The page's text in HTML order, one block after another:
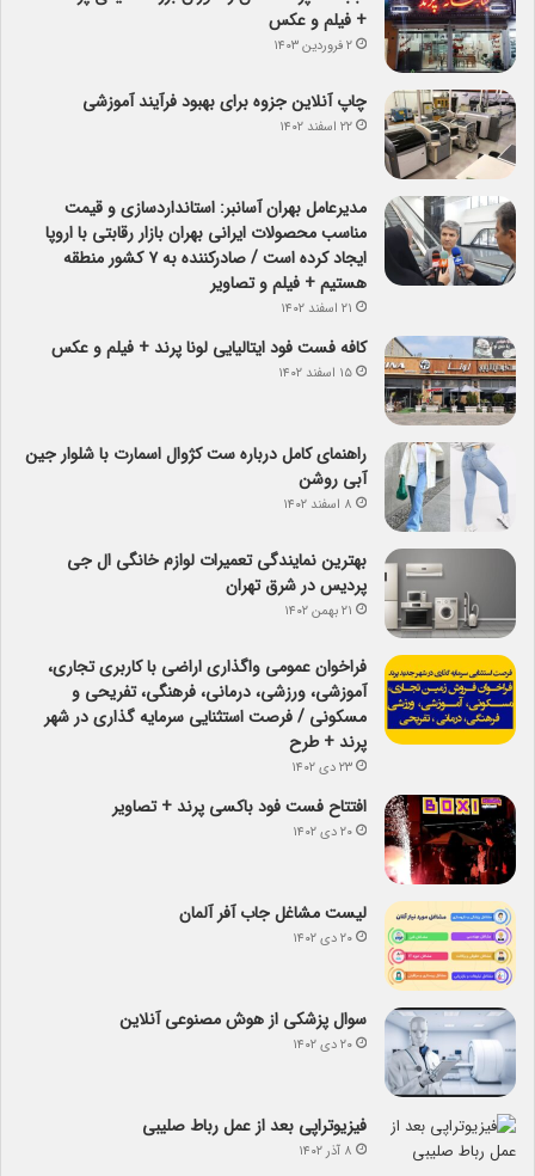
+ فیلم و عکس
۲ فروردین ۱۴۰۳
چاپ آنلاین جزوه برای بهبود فرآیند آموزشی
۲۲ اسفند ۱۴۰۲
مدیرعامل بهران آسانبر: استانداردسازی و قیمت
مناسب محصولات ایرانی بهران بازار رقابتی با اروپا
ایجاد کرده است / صادرکننده به ۷ کشور منطقه
هستیم + فیلم و تصاویر
۲۱ اسفند ۱۴۰۲
کافه فست فود ایتالیایی لونا پرند + فیلم و عکس
۱۵ اسفند ۱۴۰۲
راهنمای کامل درباره ست کژوال اسمارت با شلوار جین
آبی روشن
۸ اسفند ۱۴۰۲
بهترین نمایندگی تعمیرات لوازم خانگی ال جی
پردیس در شرق تهران
۲۱ بهمن ۱۴۰۲
فراخوان عمومی واگذاری اراضی با کاربری تجاری،
آموزشی، ورزشی، درمانی، فرهنگی، تفریحی و
مسکونی / فرصت استثنایی سرمایه گذاری در شهر
پرند + طرح
۲۳ دی ۱۴۰۲
افتتاح فست فود باکسی پرند + تصاویر
۲۰ دی ۱۴۰۲
لیست مشاغل جاب آفر آلمان
۲۰ دی ۱۴۰۲
سوال پزشکی از هوش مصنوعی آنلاین
۲۰ دی ۱۴۰۲
فیزیوتراپی بعد از عمل رباط صلیبی
۸ آذر ۱۴۰۲